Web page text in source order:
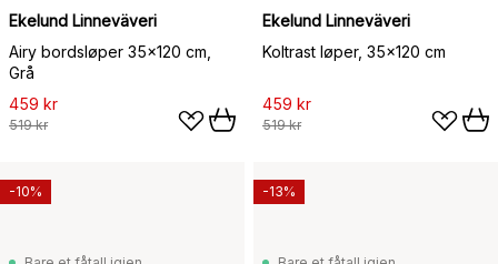
Ekelund Linneväveri
Airy bordsløper 35x120 cm,
Grå
459 kr
519 kr
Ekelund Linneväveri
Koltrast løper, 35x120 cm
459 kr
519 kr
-10% -13%